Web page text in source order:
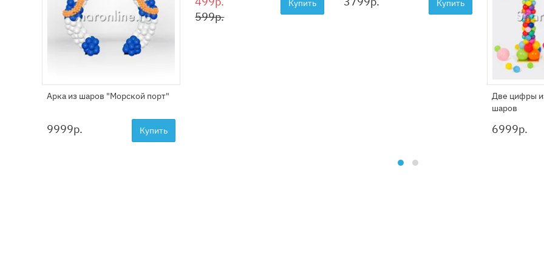
Арка из шаров "Морской порт"
9999р. Купить
599р.
Купить Купить
Две цифры
шаров
6999р.